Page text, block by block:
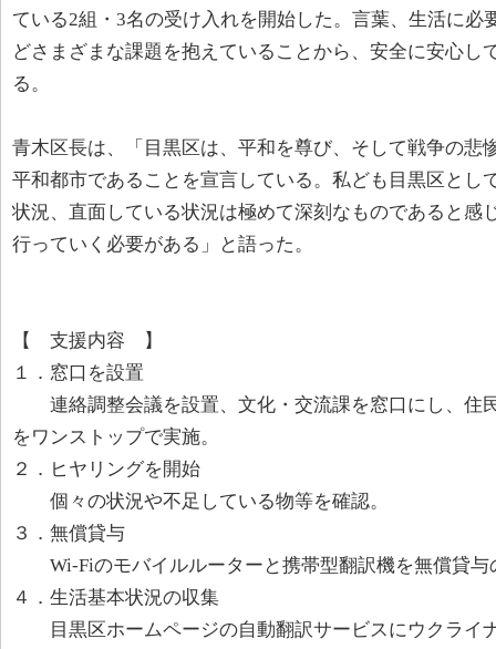
ている2組・3名の受け入れを開始した。言葉、生活に必
どさまざまな課題を抱えていることから、安全に安心し
る。
青木区長は、「目黒区は、平和を尊び、そして戦争の悲
平和都市であることを宣言している。私ども目黒区とし
状況、直面している状況は極めて深刻なものであると感
行っていく必要がある」と語った。
【 支援内容 】
１．窓口を設置
連絡調整会議を設置、文化・交流課を窓口にし、住
をワンストップで実施。
２．ヒヤリングを開始
個々の状況や不足している物等を確認。
３．無償貸与
Wi-Fiのモバイルルーターと携帯型翻訳機を無償貸与
４．生活基本状況の収集
目黒区ホームページの自動翻訳サービスにウクライ